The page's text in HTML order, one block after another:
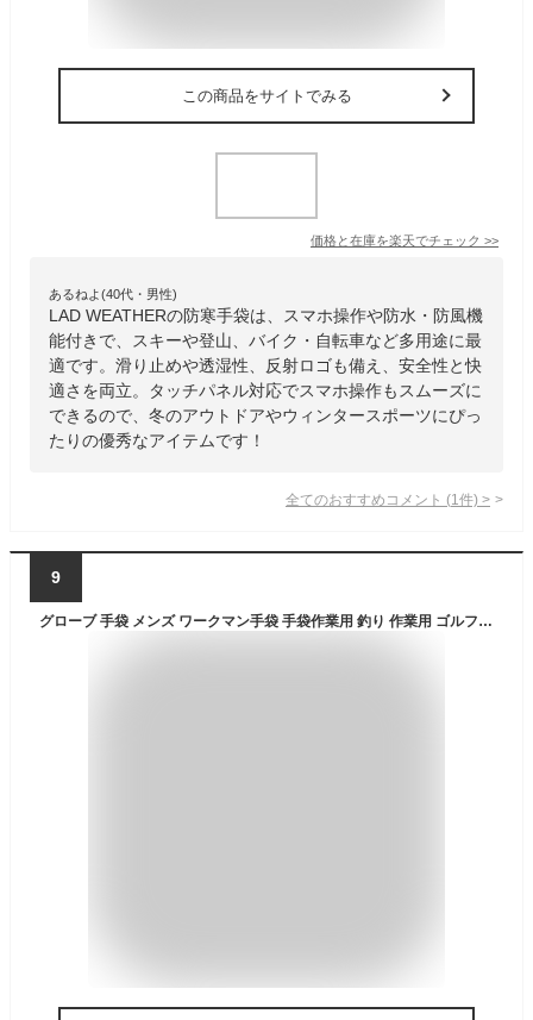
この商品をサイトでみる
価格と在庫を楽天でチェック >>
あるねよ(40代・男性)
LAD WEATHERの防寒手袋は、スマホ操作や防水・防風機
能付きで、スキーや登山、バイク・自転車など多用途に最
適です。滑り止めや透湿性、反射ロゴも備え、安全性と快
適さを両立。タッチパネル対応でスマホ操作もスムーズに
できるので、冬のアウトドアやウィンタースポーツにぴっ
たりの優秀なアイテムです！
全てのおすすめコメント (1 件) >
9
グローブ 手袋 メンズ ワークマン手袋 手袋作業用 釣り 作業用 ゴルフ スキー バイク 自転車 手ぶくろ 防寒 防水グローブ アウトドア